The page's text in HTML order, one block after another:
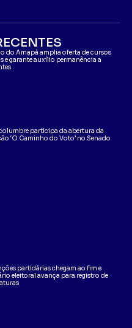
do Amapá amplia oferta de cursos
e garante auxílio permanência a
participa da abertura da
‘O Caminho do Voto’ no Senado
partidárias chegam ao fim e
eleitoral avança para registro de